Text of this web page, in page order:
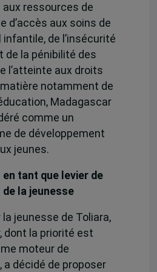
aux ressources de
d’accès aux soins de
de l’insécurité
de la pénibilité des
l’atteinte aux droits
notamment de
Madagascar
comme un
de développement
jeunes.
tant que levier de
la jeunesse
jeunesse de Toliara,
dont la priorité est
moteur de
a décidé de proposer